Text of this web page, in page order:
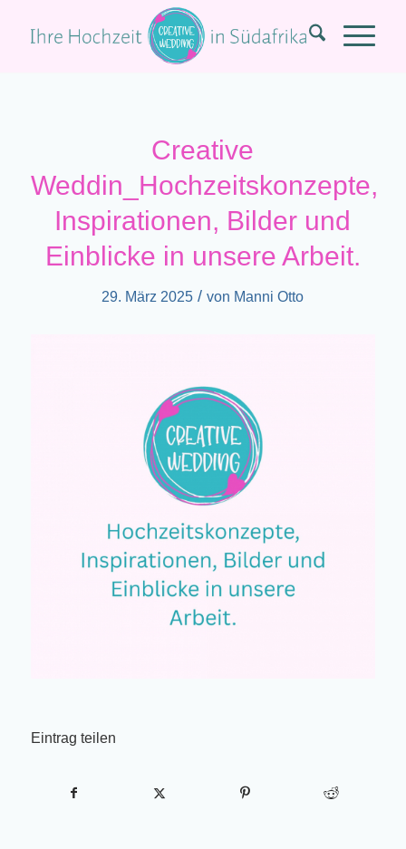
Creative
Weddin_Hochzeitskonzepte,
Inspirationen, Bilder und
Einblicke in unsere Arbeit.
29. März 2025 / von Manni Otto
Eintrag teilen